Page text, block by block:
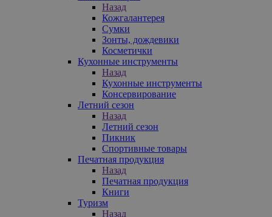
Назад
Кожгалантерея
Сумки
Зонты, дождевики
Косметички
Кухонные инструменты
Назад
Кухонные инструменты
Консервирование
Летний сезон
Назад
Летний сезон
Пикник
Спортивные товары
Печатная продукция
Назад
Печатная продукция
Книги
Туризм
Назад